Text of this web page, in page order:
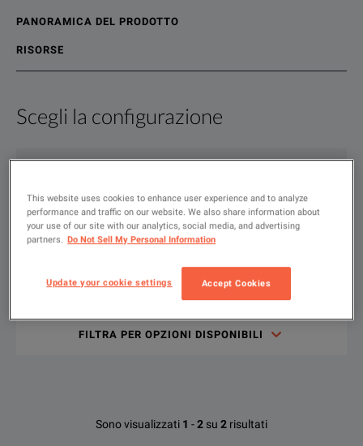
PANORAMICA DEL PRODOTTO
RISORSE
Scegli la configurazione
Usato
Nuovo
Digita
FILTRA PER OPZIONI DISPONIBILI
Opzioni disponibili per Keysight
Sono visualizzati 1 -2 su 2 risultati
Panoramica del prodotto
The Keysight EL4945A Regenerative DC Electronic Load
Contenuti
Risorse file
Keysight EL4900 Series Regenerative DC Electronic Loads
SCARICA
This website uses cookies to enhance user experience and to analyze
performance and traffic on our website. We also share information about
your use of our site with our analytics, social media, and advertising
partners. Do Not Sell My Personal Information
Update your cookie settings Accept Cookies